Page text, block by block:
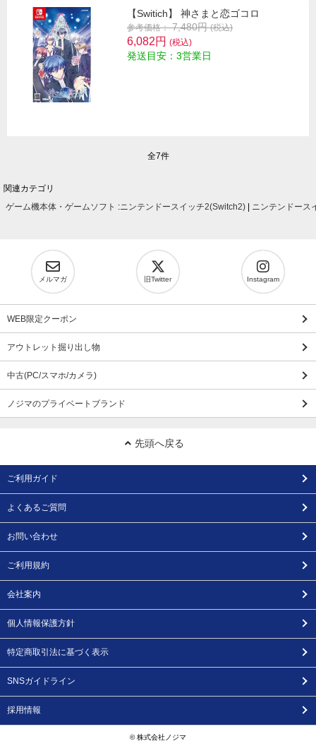
【Switich】 神さまと恋ゴコロ
参考価格： 7,480円(税込)
6,082円 (税込)
発送目安：3営業日
全7件
関連カテゴリ
ゲーム機本体・ゲームソフト :ニンテンドースイッチ2(Switch2) ニンテンドース
メルマガ 旧Twitter Instagram
WEB限定クーポン
アウトレット掘り出し物
中古(PC/スマホ/カメラ)
ノジマのプライベートブランド
先頭へ戻る
ご利用ガイド
よくあるご質問
お問い合わせ
ご利用規約
会社案内
個人情報保護方針
特定商取引法に基づく表示
SNSガイドライン
採用情報
© 株式会社ノジマ